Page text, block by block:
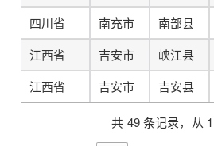
四川省 南充市 南部县
江西省
吉安市 峡江县
江西省
吉安市 吉安县
共 49 条记录，从